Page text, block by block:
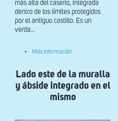
más alta del caserío, integrada
dentro de los límites protegidos
por el antiguo castillo. Es un
verda...
Más información
y
de
la
torre
Lado este de la muralla
y ábside integrado en el
mismo